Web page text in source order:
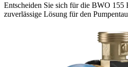
Entscheiden Sie sich für die BWO 155
zuverlässige Lösung für den